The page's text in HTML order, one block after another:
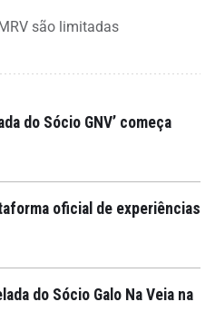
são limitadas
do Sócio GNV’ começa
oficial de experiências
do Sócio Galo Na Veia na